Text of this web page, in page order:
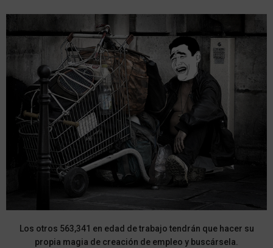
Los otros 563,341 en edad de trabajo tendrán que hacer su
propia magia de creación de empleo y buscársela.